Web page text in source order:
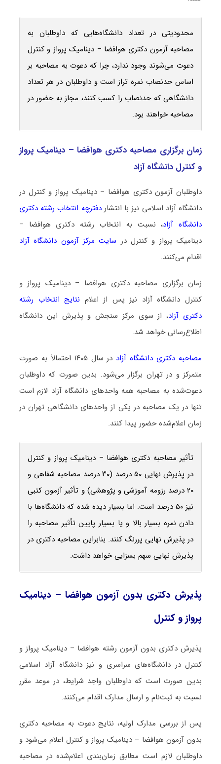
محدودیتی در تعداد دانشگاه‌هایی که داوطلبان به
مصاحبه آزمون دکتری هوافضا – دینامیک پرواز و کنترل
دعوت می‌شوند وجود ندارد، چرا که دعوت به مصاحبه بر
اساس حدنصاب نمره تراز است و داوطلبان در هر تعداد
دانشگاهی که حدنصاب را کسب کنند، مجاز به حضور در
مصاحبه خواهند بود.
زمان برگزاری مصاحبه دکتری هوافضا – دینامیک پرواز
و کنترل دانشگاه آزاد
داوطلبان آزمون دکتری هوافضا – دینامیک پرواز و کنترل در
دانشگاه آزاد اسلامی نیز با انتشاردفترچه انتخاب رشته دکتری
دانشگاه آزاد، نسبت به انتخاب رشته دکتری هوافضا –
دینامیک پرواز و کنترل در سایت مرکز آزمون دانشگاه آزاد
اقدام می‌کنند.
زمان برگزاری مصاحبه دکتری هوافضا – دینامیک پرواز و
کنترل دانشگاه آزاد نیز پس از اعلام نتایج انتخاب رشته
دکتری آزاد، از سوی مرکز سنجش و پذیرش این دانشگاه
اطلاع‌رسانی خواهد شد.
مصاحبه دکتری دانشگاه آزاد
در سال ۱۴۰۵ احتمالاً به صورت
متمرکز و در تهران برگزار می‌شود. بدین صورت که داوطلبان
دعوت‌شده به مصاحبه همه واحدهای دانشگاه آزاد لازم است
تنها در یک مصاحبه در یکی از واحدهای دانشگاهی تهران در
زمان اعلام‌شده حضور پیدا کنند.
تأثیر مصاحبه دکتری هوافضا – دینامیک پرواز و کنترل
در پذیرش نهایی ۵۰ درصد (۳۰ درصد مصاحبه شفاهی و
۲۰ درصد رزومه آموزشی و پژوهشی) و تأثیر آزمون کتبی
نیز ۵۰ درصد است. اما بسیار دیده شده که دانشگاه‌ها با
دادن نمره بسیار بالا و یا بسیار پایین تأثیر مصاحبه را
در پذیرش نهایی پررنگ کنند. بنابراین مصاحبه دکتری در
پذیرش نهایی سهم بسزایی خواهد داشت.
پذیرش دکتری بدون آزمون هوافضا – دینامیک
پرواز و کنترل
پذیرش دکتری بدون آزمون رشته هوافضا – دینامیک پرواز و
کنترل در دانشگاه‌های سراسری و نیز دانشگاه آزاد اسلامی
بدین صورت است که داوطلبان واجد شرایط، در موعد مقرر
نسبت به ثبت‌نام و ارسال مدارک اقدام می‌کنند.
پس از بررسی مدارک اولیه، نتایج دعوت به مصاحبه دکتری
بدون آزمون هوافضا – دینامیک پرواز و کنترل اعلام می‌شود و
داوطلبان لازم است مطابق زمان‌بندی اعلام‌شده در مصاحبه